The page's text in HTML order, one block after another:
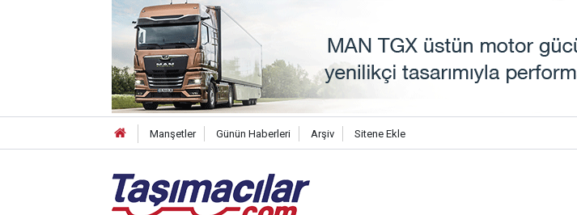
Manşetler Günün Haberleri Arşiv Sitene Ekle